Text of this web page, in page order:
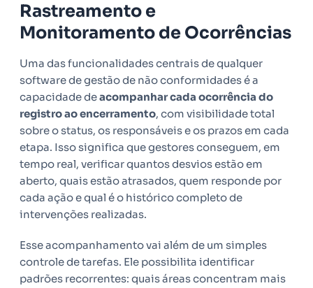
Rastreamento e
Monitoramento de Ocorrências
Uma das funcionalidades centrais de qualquer
software de gestão de não conformidades é a
capacidade deacompanhar cada ocorrência do
registro ao encerramento, com visibilidade total
sobre o status, os responsáveis e os prazos em cada
etapa. Isso significa que gestores conseguem, em
tempo real, verificar quantos desvios estão em
aberto, quais estão atrasados, quem responde por
cada ação e qual é o histórico completo de
intervenções realizadas.
Esse acompanhamento vai além de um simples
controle de tarefas. Ele possibilita identificar
padrões recorrentes: quais áreas concentram mais